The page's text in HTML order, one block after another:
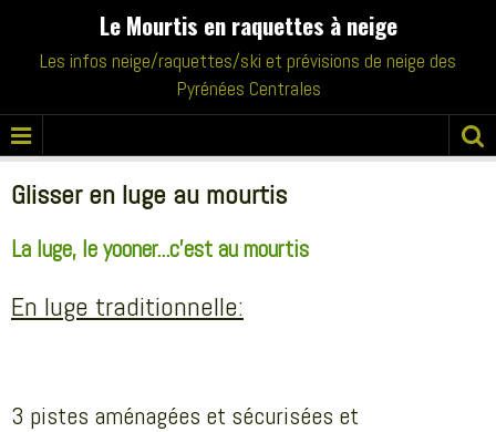
Le Mourtis en raquettes à neige
Les infos neige/raquettes/ski et prévisions de neige des
Pyrénées Centrales
Glisser en luge au mourtis
La luge, le yooner...c'est au mourtis
En luge traditionnelle:
3 pistes aménagées et sécurisées et